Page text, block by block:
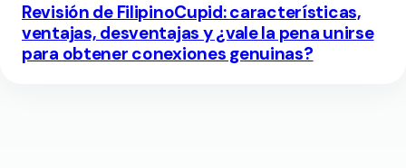
Revisión de FilipinoCupid: características,
ventajas, desventajas y ¿vale la pena unirse
para obtener conexiones genuinas?